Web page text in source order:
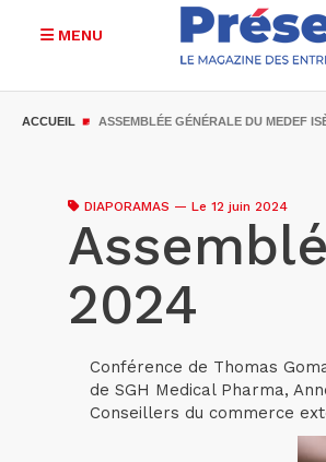
MENU
ACCUEIL ASSEMBLÉE GÉNÉRALE DU MEDEF
DIAPORAMAS — Le 12 juin 2024
2024
Conférence de Thomas
de SGH Medical Pharma,
Conseillers du commerce